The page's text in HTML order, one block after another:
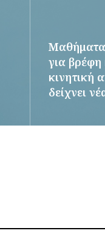
για
κινητική
δείχνει